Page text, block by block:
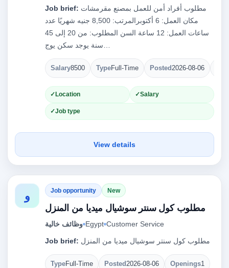
Job brief:
مكان العمل: 6 أكتوبرالمرتب: 8,500 جنيه شهريًا عدد
ساعات العمل: 12 ساعة السن المطلوب: من 20 إلى 45
Salary8500 TypeFull-Time Posted2026-08-06
Location Salary
Job type
View details
و Job opportunity New
مطلوب كول سنتر سوشيال ميديا من المنزل
وظائف خالية Egypt Customer Service
Job brief: مطلوب كول سنتر سوشيال ميديا من المنزل
TypeFull-Time Posted2026-08-06 Openings1